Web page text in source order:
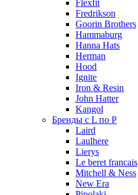
Flexfit
Fredrikson
Goorin Brothers
Hammaburg
Hanna Hats
Herman
Hood
Ignite
Iron & Resin
John Hatter
Kangol
Бренды с L по P
Laird
Laulhere
Lierys
Le beret francais
Mitchell & Ness
New Era